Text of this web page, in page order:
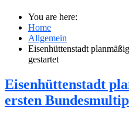
You are here:
Home
Allgemein
Eisenhüttenstadt
gestartet
Eisenhüttenstadt
ersten